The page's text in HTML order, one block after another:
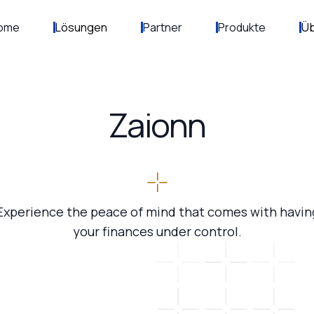
Lösungen Partner Produkte
Zaionn
the peace of mind that comes with
your finances under control.